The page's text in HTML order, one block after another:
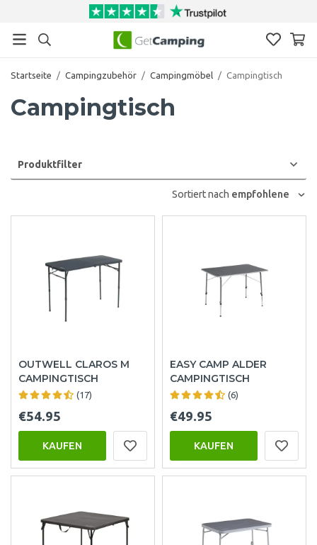
Startseite / Campingzubehör / Campingmöbel / Campingtisch
Campingtisch
Produktfilter
Sortiert nach empfohlene
OUTWELL CLAROS M
CAMPINGTISCH
(17)
€54.95
KAUFEN
EASY CAMP ALDER
CAMPINGTISCH
(6)
€49.95
KAUFEN